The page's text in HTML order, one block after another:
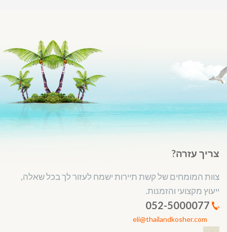
צריך עזרה?
צוות המומחים של קשת תיירות ישמח לעזור לך בכל שאלה,
ייעוץ מקצועי והזמנות.
eli@thailandkosher.com